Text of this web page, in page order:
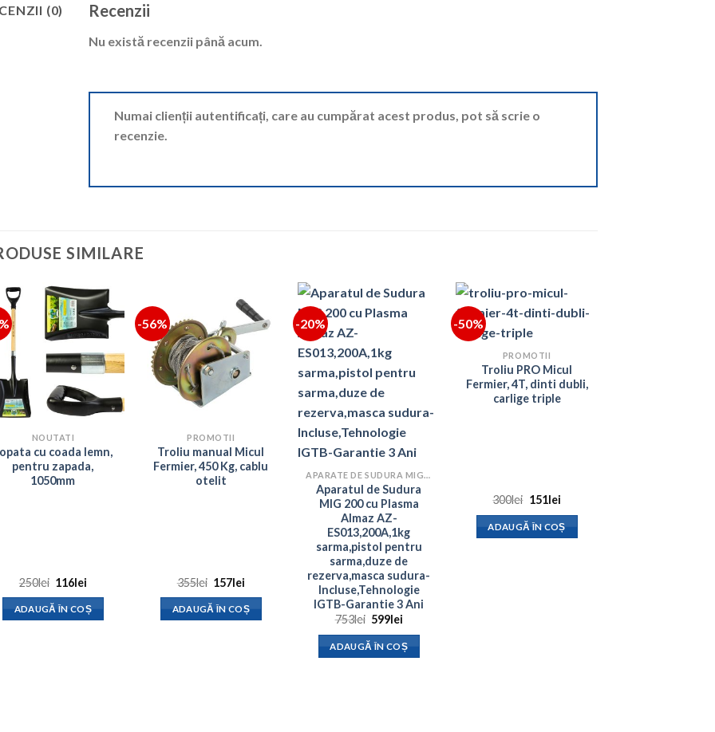
(0) Recenzii
Nu există recenzii până acum.
Numai clienții autentificați, care au cumpărat acest produs, pot să scrie o
recenzie.
SIMILARE
NOUTATI
cu coada lemn,
pentru zapada,
1050mm
250lei Prețul
a
fost:
116lei
este:
116lei.
ADAUGĂ ÎN COȘ
-56%
PROMOTII
Troliu manual Micul
Fermier, 450 Kg, cablu
otelit
355lei Prețul
a
fost:
157leiPrețul
este:
157lei.
ADAUGĂ ÎN COȘ
-20%
APARATE DE SUDURA MIG-MAG
Aparatul de Sudura
MIG 200 cu Plasma
Almaz AZ-
ES013,200A,1kg
sarma,pistol pentru
sarma,duze de
rezerva,masca sudura-
Incluse,Tehnologie
IGTB-Garantie 3 Ani
753lei Prețul
a
fost:
599leiPrețul
este:
599lei.
ADAUGĂ ÎN COȘ
-50%
PROMOTII
Troliu PRO Micul
Fermier, 4T, dinti dubli,
carlige triple
300lei Prețul
a
fost:
151leiPrețul
este:
151lei.
ADAUGĂ ÎN COȘ